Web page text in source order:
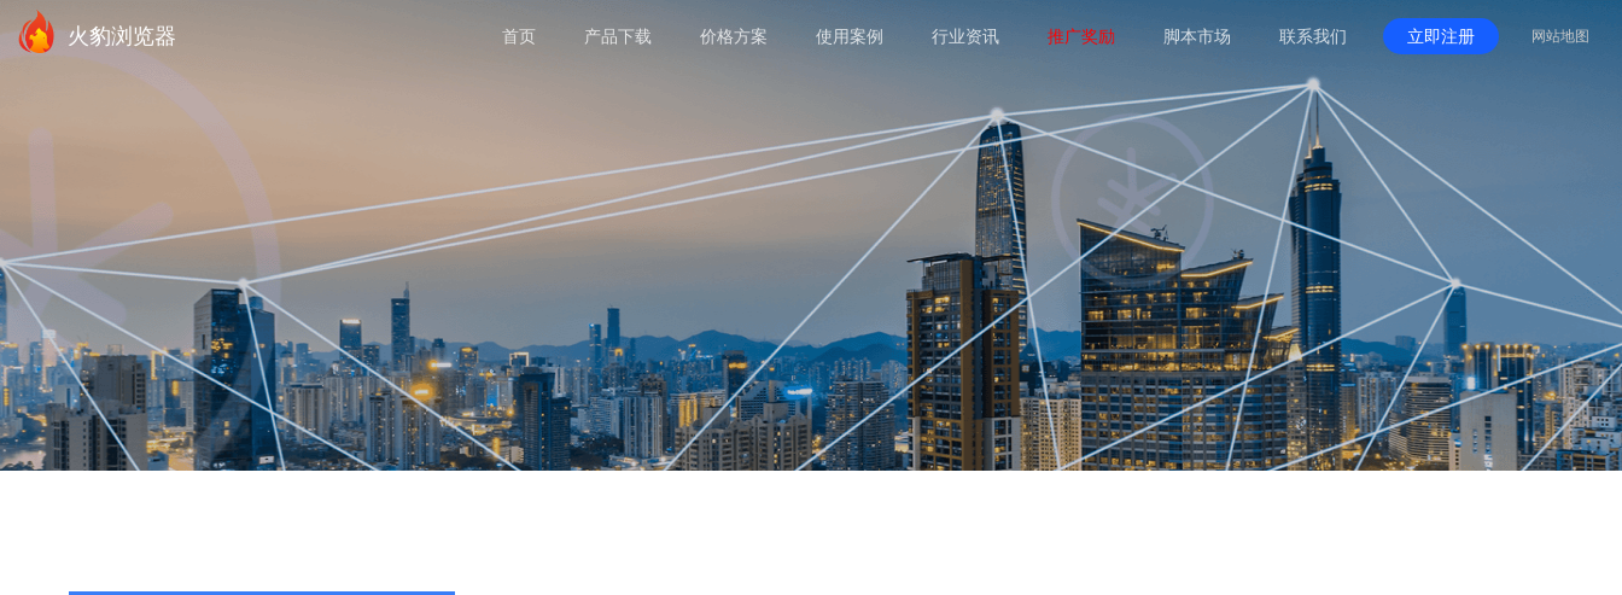
火豹浏览器 首页 产品下载 价格方案 使用案例 行业资讯 推广奖励 脚本市场 联系我们 立即注册 网站地图